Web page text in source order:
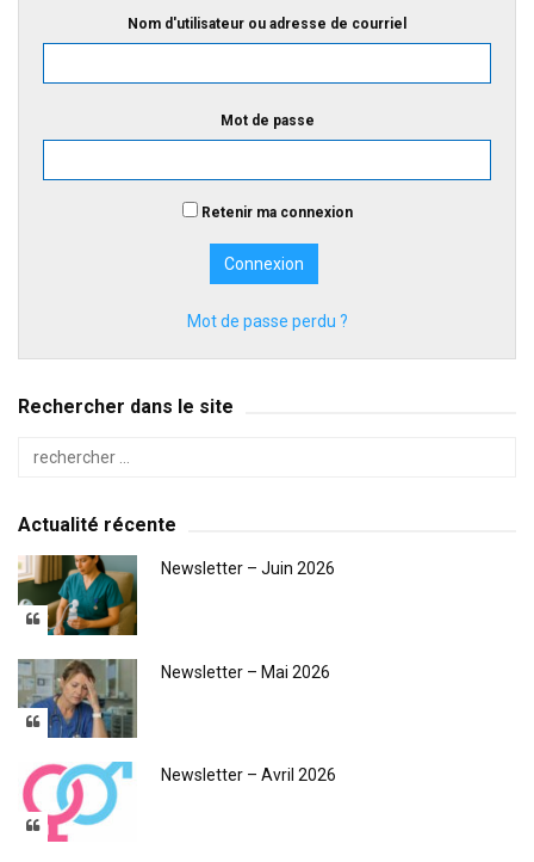
Nom d'utilisateur ou adresse de courriel
Mot de passe
Retenir ma connexion
Mot de passe perdu ?
Rechercher dans le site
Actualité récente
Newsletter – Juin 2026
Newsletter – Mai 2026
Newsletter – Avril 2026